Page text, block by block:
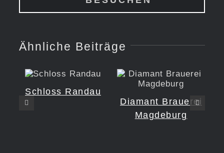
Ähnliche Beiträge
Schloss Randau
Diamant Brauerei
Magdeburg